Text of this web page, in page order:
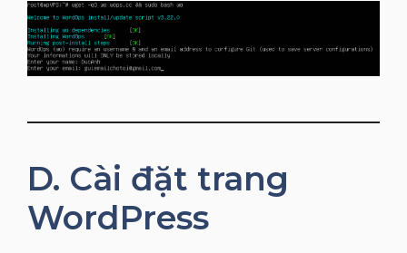
D. Cài đặt trang
WordPress